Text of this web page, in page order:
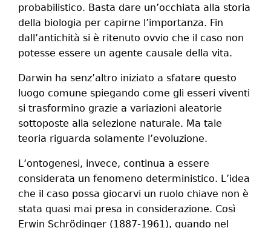
probabilistico. Basta dare un’occhiata alla storia
della biologia per capirne l’importanza. Fin
dall’antichità si è ritenuto ovvio che il caso non
potesse essere un agente causale della vita.
Darwin ha senz’altro iniziato a sfatare questo
luogo comune spiegando come gli esseri viventi
si trasformino grazie a variazioni aleatorie
sottoposte alla selezione naturale. Ma tale
teoria riguarda solamente l’evoluzione.
L’ontogenesi, invece, continua a essere
considerata un fenomeno deterministico. L’idea
che il caso possa giocarvi un ruolo chiave non è
stata quasi mai presa in considerazione. Così
Erwin Schrödinger (1887-1961), quando nel